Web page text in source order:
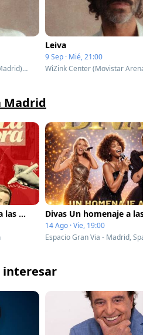
WiZink Center (Movistar Arena Madrid) - Complex - Madrid, Spain
Leiva
9 Sep · Mié, 21:00
Madrid
La Zarzamora, un tributo a las divas españolas
14 Ago · Vie, 19:00
Espacio Gran Via - Madrid,
interesar